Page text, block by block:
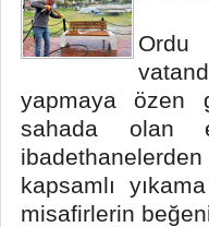
yapmaya özen
sahada olan
kapsamlı
misafirlerin